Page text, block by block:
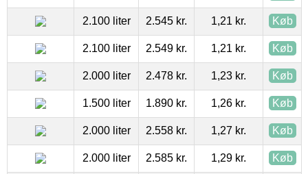
2.100 liter 2.545 kr. 1,21 kr. Køb
2.100 liter 2.549 kr. 1,21 kr. Køb
2.000 liter 2.478 kr. 1,23 kr. Køb
1.500 liter 1.890 kr. 1,26 kr. Køb
2.000 liter 2.558 kr. 1,27 kr. Køb
2.000 liter 2.585 kr. 1,29 kr. Køb